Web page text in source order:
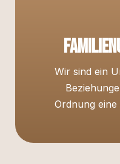
Wir sind ein
Ordnung